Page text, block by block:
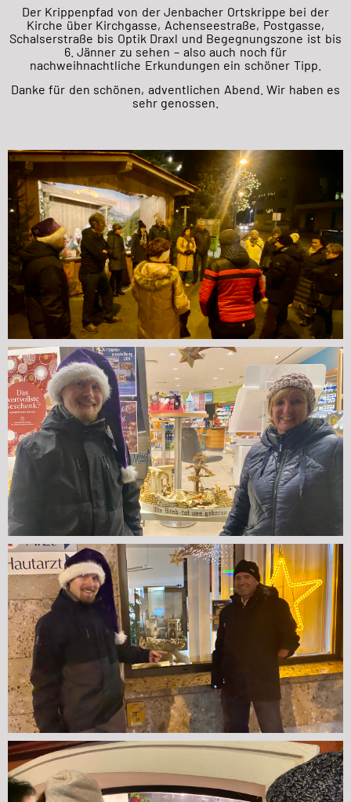
Der Krippenpfad von der Jenbacher Ortskrippe bei der
Kirche über Kirchgasse, Achenseestraße, Postgasse,
Schalserstraße bis Optik Draxl und Begegnungszone ist bis
6. Jänner zu sehen – also auch noch für
nachweihnachtliche Erkundungen ein schöner Tipp.
Danke für den schönen, adventlichen Abend. Wir haben es
sehr genossen.